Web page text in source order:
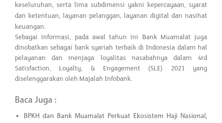
keseluruhan, serta lima subdimensi yakni kepercayaan, syarat
dan ketentuan, layanan pelanggan, layanan digital dan nasihat
keuangan.
Sebagai informasi, pada awal tahun ini Bank Muamalat juga
dinobatkan sebagai bank syariah terbaik di Indonesia dalam hal
pelayanan dan menjaga loyalitas nasabahnya dalam 4rd
Satisfaction, Loyalty, & Engagement (SLE) 2021 yang
diselenggarakan oleh Majalah Infobank.
Baca Juga :
BPKH dan Bank Muamalat Perkuat Ekosistem Haji Nasional,